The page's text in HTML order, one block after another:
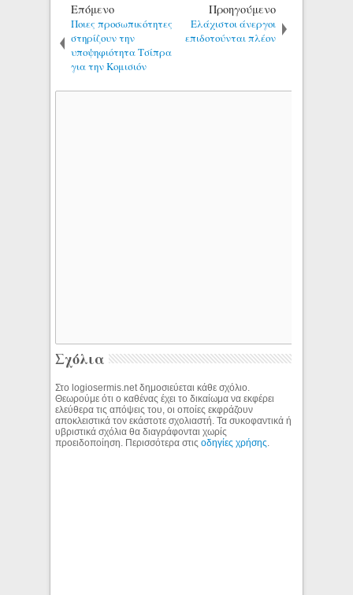
Επόμενο
Ποιες προσωπικότητες
στηρίζουν την
υποψηφιότητα Τσίπρα
για την Κομισιόν
Προηγούμενο
Ελάχιστοι άνεργοι
επιδοτούνται πλέον
Σχόλια
Στο logiosermis.net δημοσιεύεται κάθε σχόλιο.
Θεωρούμε ότι ο καθένας έχει το δικαίωμα να εκφέρει
ελεύθερα τις απόψεις του, οι οποίες εκφράζουν
αποκλειστικά τον εκάστοτε σχολιαστή. Τα συκοφαντικά ή
υβριστικά σχόλια θα διαγράφονται χωρίς
προειδοποίηση. Περισσότερα στιςοδηγίες χρήσης